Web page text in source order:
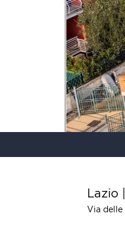
Lazio
Via